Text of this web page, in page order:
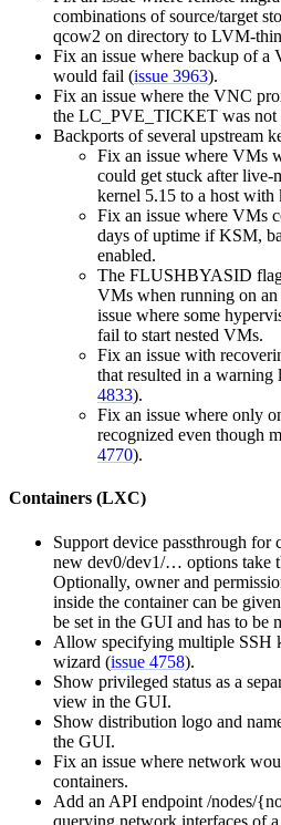
combinations of source/target
qcow2 on directory to LVM-
Fix an issue where backup of
would fail (issue 3963).
Fix an issue where the VNC
the LC_PVE_TICKET was not
Backports of several upstream
Fix an issue where VMs
could get stuck after
kernel 5.15 to a host with
Fix an issue where VMs
days of uptime if KSM,
enabled.
The FLUSHBYASID flag
VMs when running on
issue where some
fail to start nested VMs.
Fix an issue with
that resulted in a warning
4833).
Fix an issue where only
recognized even though
4770).
Containers (LXC)
Support device passthrough for
new dev0/dev1/… options take
Optionally, owner and
inside the container can be
be set in the GUI and has to be
Allow specifying multiple SSH
wizard (issue 4758).
Show privileged status as a
view in the GUI.
Show distribution logo and
the GUI.
Fix an issue where network
containers.
Add an API endpoint /nodes/
querying network interfaces of